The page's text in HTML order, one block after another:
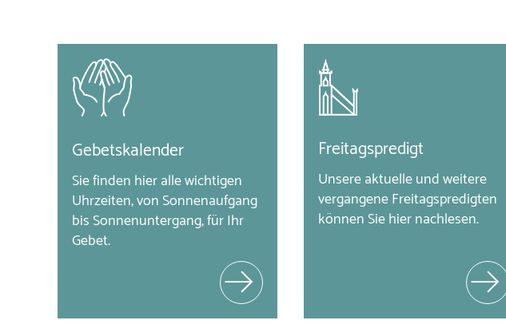
Gebetskalender
Sie finden hier alle wichtigen
Uhrzeiten, von Sonnenaufgang
bis Sonnenuntergang, für Ihr
Gebet.
Freitagspredigt
Unsere aktuelle und weitere
vergangene Freitagspredigten
können Sie hier nachlesen.